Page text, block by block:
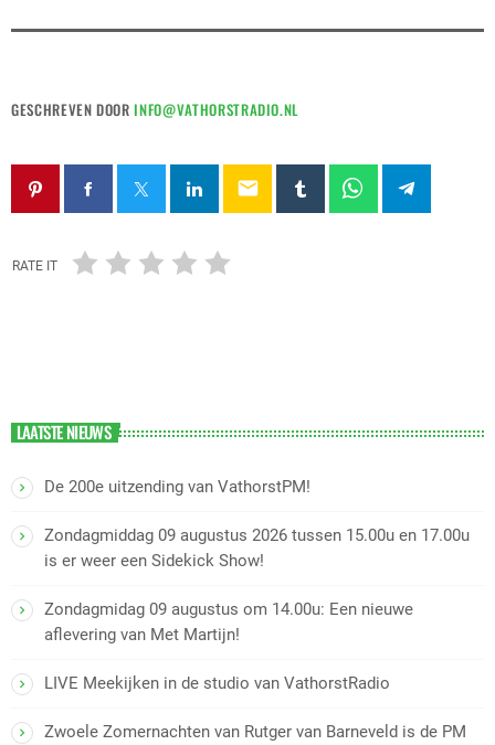
GESCHREVEN DOORINFO@VATHORSTRADIO.NL
email
RATE IT
LAATSTE NIEUWS
De 200e uitzending van VathorstPM!
Zondagmiddag 09 augustus 2026 tussen 15.00u en 17.00u
is er weer een Sidekick Show!
Zondagmidag 09 augustus om 14.00u: Een nieuwe
aflevering van Met Martijn!
LIVE Meekijken in de studio van VathorstRadio
Zwoele Zomernachten van Rutger van Barneveld is de PM